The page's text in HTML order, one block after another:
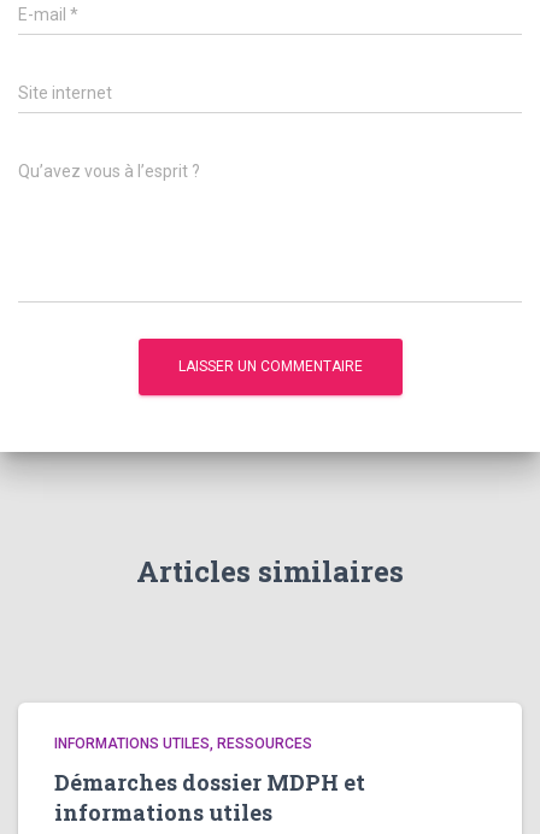
E-mail *
Site internet
Qu’avez vous à l’esprit ?
Articles similaires
INFORMATIONS UTILES, RESSOURCES
Démarches dossier MDPH et
informations utiles